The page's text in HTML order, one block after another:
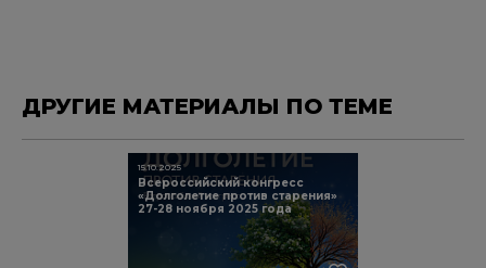
ДРУГИЕ МАТЕРИАЛЫ ПО ТЕМЕ
Всероссийский конгресс
«Долголетие против старения»
27-28 ноября 2025 года
15.10.2025